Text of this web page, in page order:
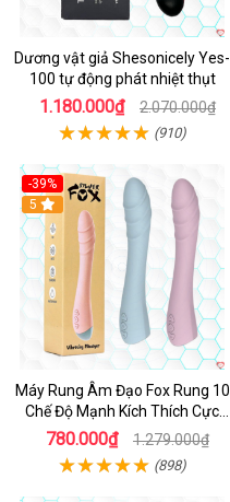
Dương vật giả Shesonicely Yes-
100 tự động phát nhiệt thụt
1.180.000₫ 2.070.000₫
(910)
-39%
Hot
5
Máy Rung Âm Đạo Fox Rung 10
Chế Độ Mạnh Kích Thích Cực
Sướng
780.000₫ 1.279.000₫
(898)